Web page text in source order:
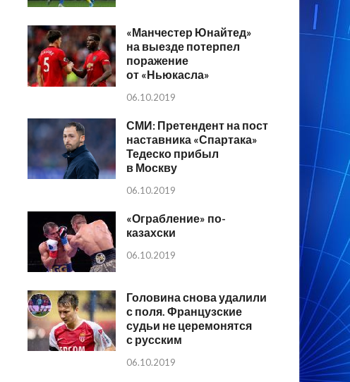
«Манчестер Юнайтед»
на выезде потерпел
поражение
от «Ньюкасла»
06.10.2019
СМИ: Претендент на пост
наставника «Спартака»
Тедеско прибыл
в Москву
06.10.2019
«Ограбление» по-
казахски
06.10.2019
Головина снова удалили
с поля. Французские
судьи не церемонятся
с русским
06.10.2019